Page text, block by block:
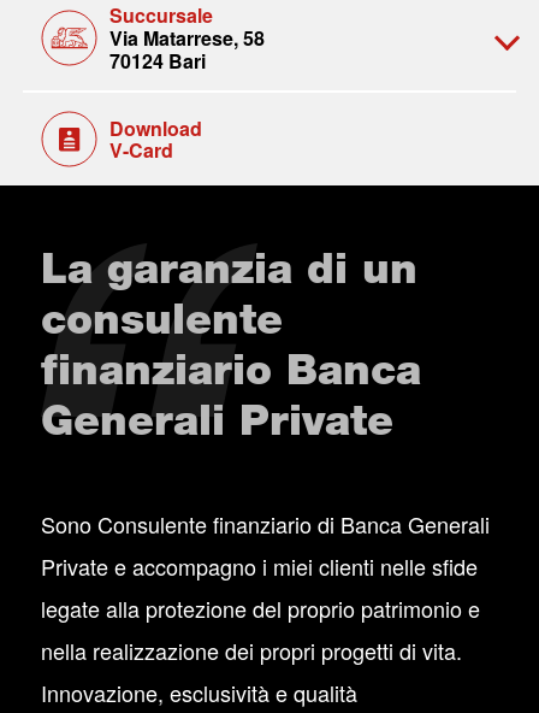
Succursale
Via Matarrese, 58
70124 Bari
Download
V-Card
La garanzia di un
consulente
finanziario Banca
Generali Private
Sono Consulente finanziario di Banca Generali
Private e accompagno i miei clienti nelle sfide
legate alla protezione del proprio patrimonio e
nella realizzazione dei propri progetti di vita.
Innovazione, esclusività e qualità